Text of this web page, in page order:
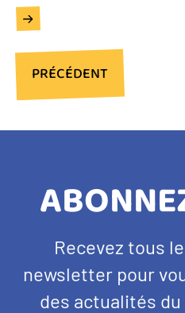
Pagination
PAGE
PRÉCÉDENT
TITRE
Texte
d'introduction
Recevez tous
newsletter pour
des actualités